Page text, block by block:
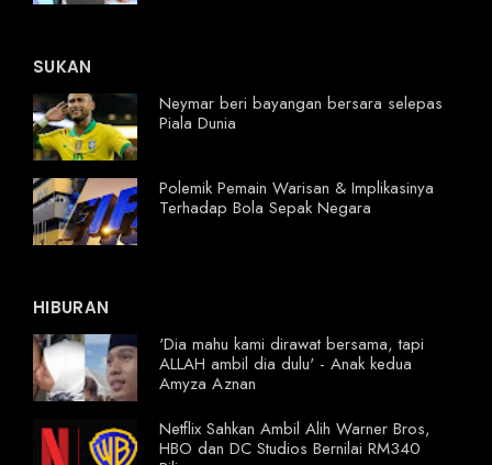
SUKAN
Neymar beri bayangan bersara selepas
Piala Dunia
Polemik Pemain Warisan & Implikasinya
Terhadap Bola Sepak Negara
HIBURAN
'Dia mahu kami dirawat bersama, tapi
ALLAH ambil dia dulu' - Anak kedua
Amyza Aznan
Netflix Sahkan Ambil Alih Warner Bros,
HBO dan DC Studios Bernilai RM340